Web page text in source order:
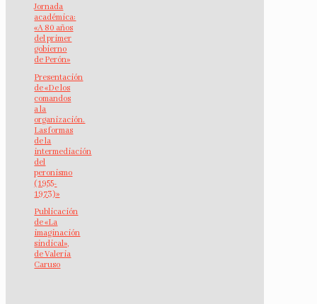
Jornada
académica:
«A 80 años
del primer
gobierno
de Perón»
Presentación
de «De los
comandos
a la
organización.
Las formas
de la
intermediación
del
peronismo
(1955-
1973)»
Publicación
de «La
imaginación
sindical»,
de Valeria
Caruso